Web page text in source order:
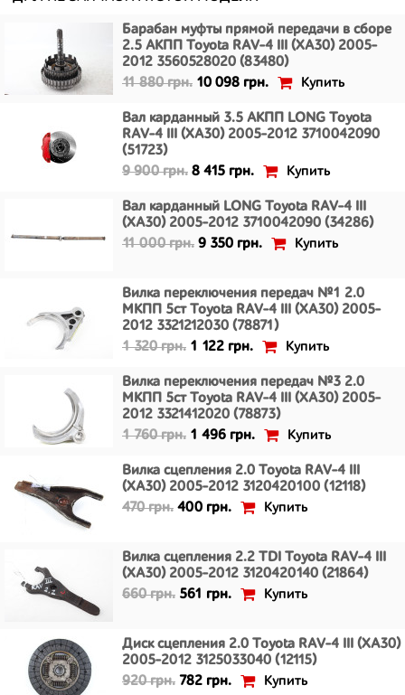
Барабан муфты прямой передачи в сборе
2.5 АКПП Toyota RAV-4 III (XA30) 2005-
2012 3560528020 (83480)
11 880 грн. 10 098 грн. Купить
Вал карданный 3.5 АКПП LONG Toyota
RAV-4 III (XA30) 2005-2012 3710042090
(51723)
9 900 грн. 8 415 грн. Купить
Вал карданный LONG Toyota RAV-4 III
(XA30) 2005-2012 3710042090 (34286)
11 000 грн. 9 350 грн. Купить
Вилка переключения передач №1 2.0
МКПП 5ст Toyota RAV-4 III (XA30) 2005-
2012 3321212030 (78871)
1 320 грн. 1 122 грн. Купить
Вилка переключения передач №3 2.0
МКПП 5ст Toyota RAV-4 III (XA30) 2005-
2012 3321412020 (78873)
1 760 грн. 1 496 грн. Купить
Вилка сцепления 2.0 Toyota RAV-4 III
(XA30) 2005-2012 3120420100 (12118)
470 грн. 400 грн. Купить
Вилка сцепления 2.2 TDI Toyota RAV-4 III
(XA30) 2005-2012 3120420140 (21864)
660 грн. 561 грн. Купить
Диск сцепления 2.0 Toyota RAV-4 III (XA30)
2005-2012 3125033040 (12115)
920 грн. 782 грн. Купить